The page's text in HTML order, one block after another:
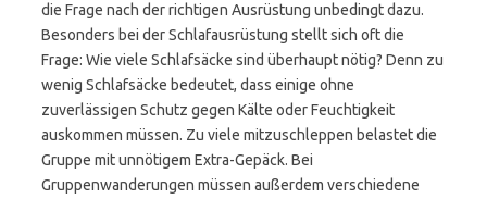
die Frage nach der richtigen Ausrüstung unbedingt dazu.
Besonders bei der Schlafausrüstung stellt sich oft die
Frage: Wie viele Schlafsäcke sind überhaupt nötig? Denn zu
wenig Schlafsäcke bedeutet, dass einige ohne
zuverlässigen Schutz gegen Kälte oder Feuchtigkeit
auskommen müssen. Zu viele mitzuschleppen belastet die
Gruppe mit unnötigem Extra-Gepäck. Bei
Gruppenwanderungen müssen außerdem verschiedene